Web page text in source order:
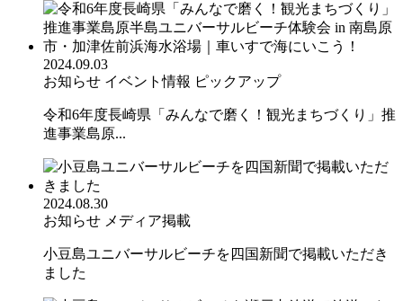
2024.09.03
お知らせ イベント情報 ピックアップ
令和6年度長崎県「みんなで磨く！観光まちづくり」推
進事業島原...
2024.08.30
お知らせ メディア掲載
小豆島ユニバーサルビーチを四国新聞で掲載いただき
ました